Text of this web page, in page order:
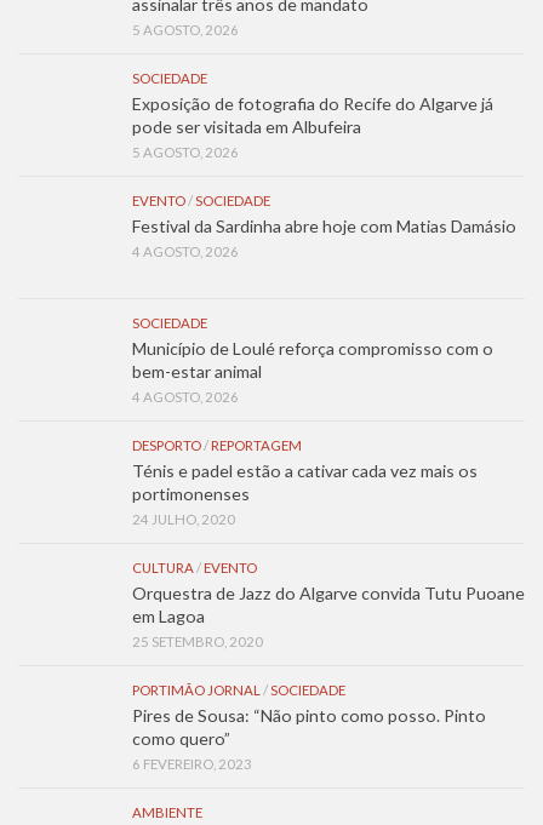
assinalar três anos de mandato
5 AGOSTO, 2026
SOCIEDADE
Exposição de fotografia do Recife do Algarve já
pode ser visitada em Albufeira
5 AGOSTO, 2026
EVENTO/SOCIEDADE
Festival da Sardinha abre hoje com Matias Damásio
4 AGOSTO, 2026
SOCIEDADE
Município de Loulé reforça compromisso com o
bem-estar animal
4 AGOSTO, 2026
DESPORTO/ REPORTAGEM
Ténis e padel estão a cativar cada vez mais os
portimonenses
24 JULHO, 2020
CULTURA/ EVENTO
Orquestra de Jazz do Algarve convida Tutu Puoane
em Lagoa
25 SETEMBRO, 2020
PORTIMÃO JORNAL /SOCIEDADE
Pires de Sousa: “Não pinto como posso. Pinto
como quero”
6 FEVEREIRO, 2023
AMBIENTE